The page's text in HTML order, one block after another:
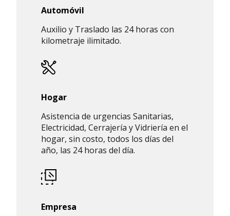
Automóvil
Auxilio y Traslado las 24 horas con
kilometraje ilimitado.
Hogar
Asistencia de urgencias Sanitarias,
Electricidad, Cerrajería y Vidriería en el
hogar, sin costo, todos los días del
año, las 24 horas del día.
Empresa